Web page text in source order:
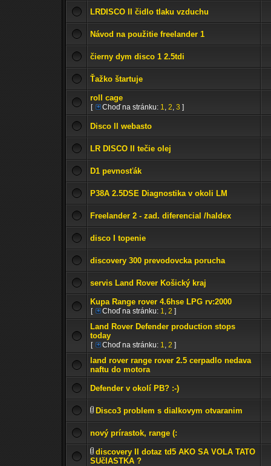
LRDISCO II čidlo tlaku vzduchu
Návod na použitie freelander 1
čierny dym disco 1 2.5tdi
Ťažko štartuje
roll cage
[ Choď na stránku: 1, 2, 3 ]
Disco ll webasto
LR DISCO II tečie olej
D1 pevnosťák
P38A 2.5DSE Diagnostika v okoli LM
Freelander 2 - zad. diferencial /haldex
disco I topenie
discovery 300 prevodovcka porucha
servis Land Rover Košický kraj
Kupa Range rover 4.6hse LPG rv:2000
[ Choď na stránku: 1, 2 ]
Land Rover Defender production stops
today
[ Choď na stránku: 1, 2 ]
land rover range rover 2.5 cerpadlo nedava
naftu do motora
Defender v okolí PB? :-)
Disco3 problem s dialkovym otvaranim
nový prírastok, range (:
discovery II dotaz td5 AKO SA VOLA TATO
SUčIASTKA ?